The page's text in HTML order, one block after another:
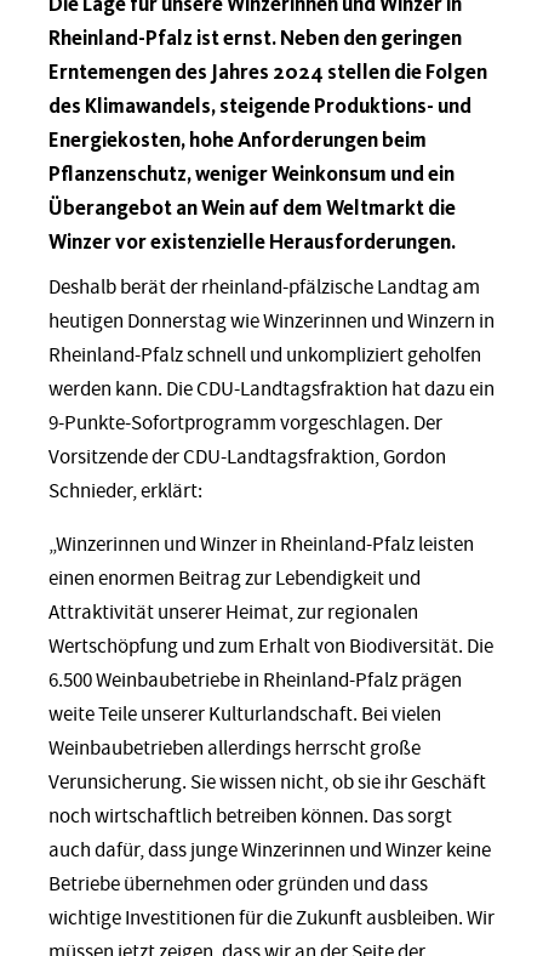
Rheinland-Pfalz ist ernst. Neben den geringen
Erntemengen des Jahres 2024 stellen die Folgen
des Klimawandels, steigende Produktions- und
Energiekosten, hohe Anforderungen beim
Pflanzenschutz, weniger Weinkonsum und ein
Überangebot an Wein auf dem Weltmarkt die
Winzer vor existenzielle Herausforderungen.
Deshalb berät der rheinland-pfälzische Landtag am
heutigen Donnerstag wie Winzerinnen und Winzern in
Rheinland-Pfalz schnell und unkompliziert geholfen
werden kann. Die CDU-Landtagsfraktion hat dazu ein
9-Punkte-Sofortprogramm vorgeschlagen. Der
Vorsitzende der CDU-Landtagsfraktion, Gordon
Schnieder, erklärt:
„Winzerinnen und Winzer in Rheinland-Pfalz leisten
einen enormen Beitrag zur Lebendigkeit und
Attraktivität unserer Heimat, zur regionalen
Wertschöpfung und zum Erhalt von Biodiversität. Die
6.500 Weinbaubetriebe in Rheinland-Pfalz prägen
weite Teile unserer Kulturlandschaft. Bei vielen
Weinbaubetrieben allerdings herrscht große
Verunsicherung. Sie wissen nicht, ob sie ihr Geschäft
noch wirtschaftlich betreiben können. Das sorgt
auch dafür, dass junge Winzerinnen und Winzer keine
Betriebe übernehmen oder gründen und dass
wichtige Investitionen für die Zukunft ausbleiben. Wir